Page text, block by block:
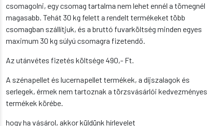
csomagolni, egy csomag tartalma nem lehet ennél a tömegnél
magasabb. Tehát 30 kg felett a rendelt termékeket több
csomagban szállítjuk, és a bruttó fuvarköltség minden egyes
maximum 30 kg súlyú csomagra fizetendő.
Az utánvétes fizetés költsége 490,- Ft.
A szénapellet és lucernapellet termékek, a díjszalagok és
serlegek, érmek nem tartoznak a törzsvásárlói kedvezményes
termékek körébe.
hogy ha vásárol, akkor küldünk hírlevelet